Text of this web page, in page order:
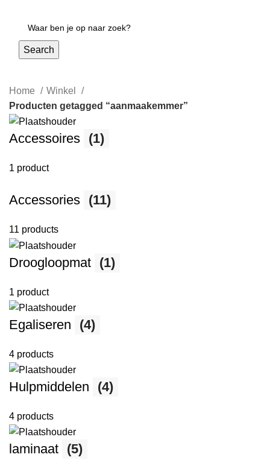
Search
Home
Winkel
Producten getagged “aanmaakemmer”
Accessoires (1)
1 product
Accessories (11)
11 products
Droogloopmat (1)
1 product
Egaliseren (4)
4 products
Hulpmiddelen (4)
4 products
laminaat (5)